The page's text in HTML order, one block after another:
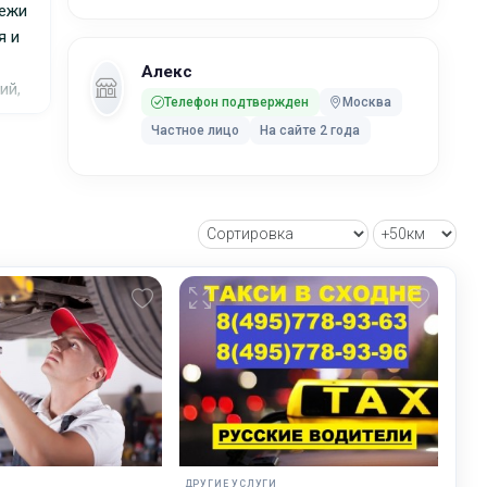
Алекс
Телефон подтвержден
Москва
Частное лицо
На сайте 2 года
и
ДРУГИЕ УСЛУГИ